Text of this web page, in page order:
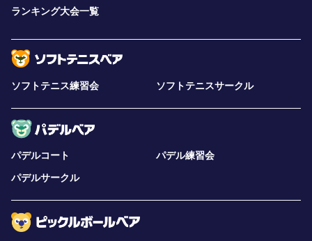
ランキング大会一覧
ソフトテニス練習会 ソフトテニスサークル
パデルコート
パデル練習会
パデルサークル